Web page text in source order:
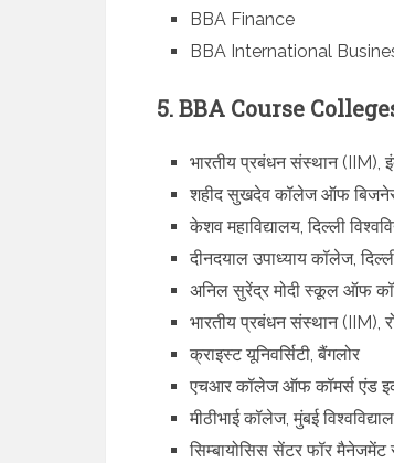
BBA Finance
BBA International
5. BBA Course
भारतीय प्रबंधन संस्थान (IIM),
शहीद सुखदेव कॉलेज ऑफ बिजनेस
केशव महाविद्यालय, दिल्ली
दीनदयाल उपाध्याय कॉलेज,
अनिल सुरेंद्र मोदी स्कूल ऑफ
भारतीय प्रबंधन संस्थान (IIM),
क्राइस्ट यूनिवर्सिटी, बैंगलोर
एचआर कॉलेज ऑफ कॉमर्स एंड
मीठीभाई कॉलेज, मुंबई
सिम्बायोसिस सेंटर फॉर मैनेजमेंट